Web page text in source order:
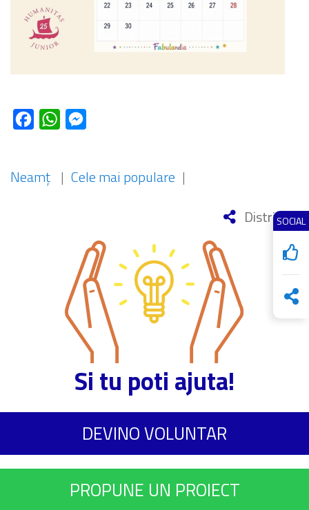
SOCIAL
FacebookWhatsApp
Neamț | Cele mai populare |
Distribuie
Si tu poti ajuta!
DEVINO VOLUNTAR
PROPUNE UN PROIECT